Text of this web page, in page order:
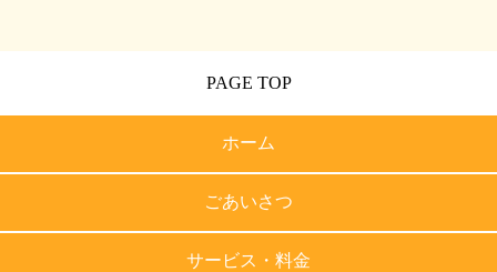
PAGE TOP
ホーム
ごあいさつ
サービス・料金